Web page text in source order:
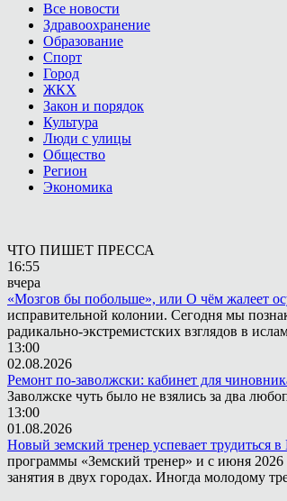
Все новости
Здравоохранение
Образование
Спорт
Город
ЖКХ
Закон и порядок
Культура
Люди с улицы
Общество
Регион
Экономика
ЧТО ПИШЕТ ПРЕССА
16:55
вчера
«Мозгов бы побольше», или О чём жалеет
исправительной колонии. Сегодня мы
радикально-экстремистских взглядов в
13:00
02.08.2026
Ремонт по-заволжски: кабинет для
Заволжске чуть было не взялись за два
13:00
01.08.2026
Новый земский тренер успевает трудиться
программы «Земский тренер» и с июня 2026
занятия в двух городах. Иногда молодому